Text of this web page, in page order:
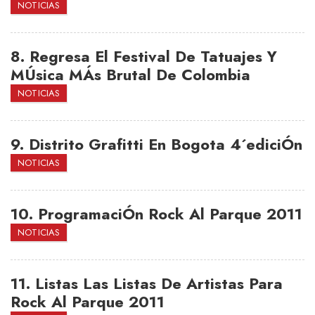
NOTICIAS
8. Regresa El Festival De Tatuajes Y
MÚsica MÁs Brutal De Colombia
NOTICIAS
9. Distrito Grafitti En Bogota 4´ediciÓn
NOTICIAS
10. ProgramaciÓn Rock Al Parque 2011
NOTICIAS
11. Listas Las Listas De Artistas Para
Rock Al Parque 2011